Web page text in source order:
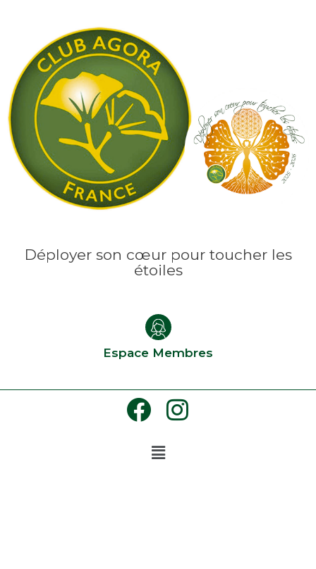
Déployer son cœur pour toucher les
étoiles
Espace Membres